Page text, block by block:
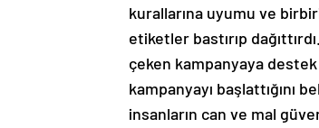
kurallarına uyumu ve
etiketler bastırıp
çeken kampanyaya
kampanyayı başlattığını
insanların can ve mal